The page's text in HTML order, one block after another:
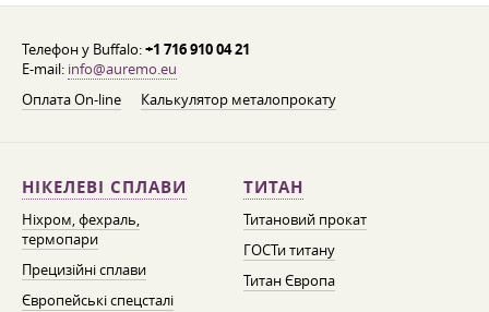
Телефон у Buffalo:+1 716 910 04 21
E-mail: info@auremo.eu
Оплата On-line
Калькулятор металопрокату
НІКЕЛЕВІ СПЛАВИ
Ніхром, фехраль,
термопари
Прецизійні сплави
Європейські спецсталі
ТИТАН
Титановий прокат
ГОСТи титану
Титан Європа